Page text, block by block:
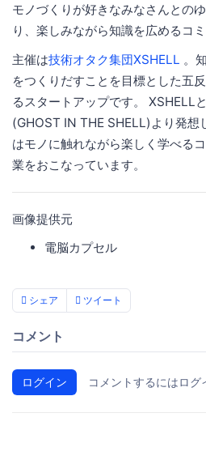
モノづくりが好きなみなさんとの
り、楽しみながら知識を広めるコミ
主催は技術オタク集団XSHELL 。
をつくりだすことを目標とした五
るスタートアップです。 XSHELL
(GHOST IN THE SHELL)より発想
はモノに触れながら楽しく学べる
業をおこなっています。
画像提供元
電脳カプセル
シェア ツイート
コメント
ログイン コメントするにはログ